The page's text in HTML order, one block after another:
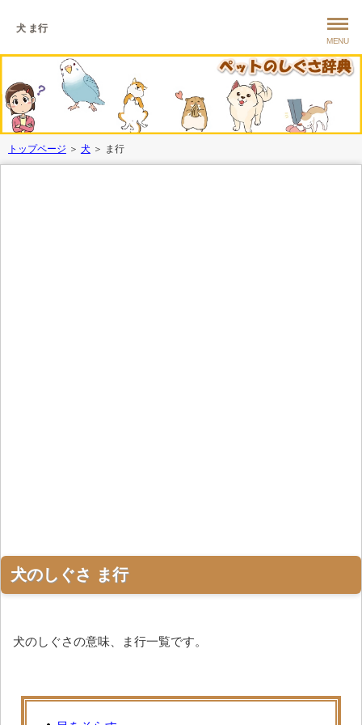
犬 ま行
MENU
トップページ ＞ 犬 ＞ ま行
犬のしぐさ ま行
犬のしぐさの意味、ま行一覧です。